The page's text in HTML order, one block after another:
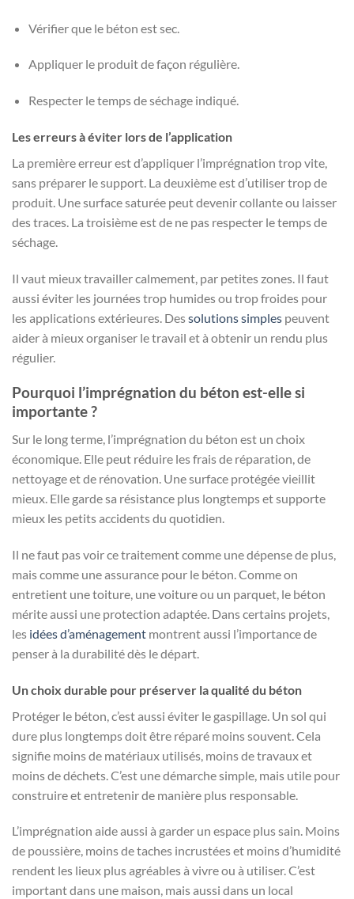
Vérifier que le béton est sec.
Appliquer le produit de façon régulière.
Respecter le temps de séchage indiqué.
Les erreurs à éviter lors de l’application
La première erreur est d’appliquer l’imprégnation trop vite,
sans préparer le support. La deuxième est d’utiliser trop de
produit. Une surface saturée peut devenir collante ou laisser
des traces. La troisième est de ne pas respecter le temps de
séchage.
Il vaut mieux travailler calmement, par petites zones. Il faut
aussi éviter les journées trop humides ou trop froides pour
les applications extérieures. Dessolutions simples peuvent
aider à mieux organiser le travail et à obtenir un rendu plus
régulier.
Pourquoi l’imprégnation du béton est-elle si
importante ?
Sur le long terme, l’imprégnation du béton est un choix
économique. Elle peut réduire les frais de réparation, de
nettoyage et de rénovation. Une surface protégée vieillit
mieux. Elle garde sa résistance plus longtemps et supporte
mieux les petits accidents du quotidien.
Il ne faut pas voir ce traitement comme une dépense de plus,
mais comme une assurance pour le béton. Comme on
entretient une toiture, une voiture ou un parquet, le béton
mérite aussi une protection adaptée. Dans certains projets,
les idées d’aménagement montrent aussi l’importance de
penser à la durabilité dès le départ.
Un choix durable pour préserver la qualité du béton
Protéger le béton, c’est aussi éviter le gaspillage. Un sol qui
dure plus longtemps doit être réparé moins souvent. Cela
signifie moins de matériaux utilisés, moins de travaux et
moins de déchets. C’est une démarche simple, mais utile pour
construire et entretenir de manière plus responsable.
L’imprégnation aide aussi à garder un espace plus sain. Moins
de poussière, moins de taches incrustées et moins d’humidité
rendent les lieux plus agréables à vivre ou à utiliser. C’est
important dans une maison, mais aussi dans un local